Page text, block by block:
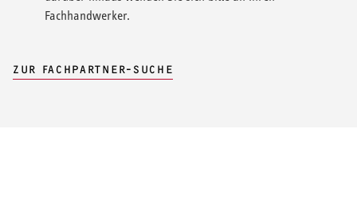
Fachhandwerker.
ZUR FACHPARTNER-SUCHE